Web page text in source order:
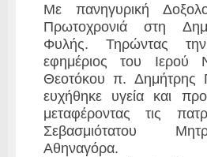
Με πανηγυρική
Πρωτοχρονιά στη
Φυλής. Τηρώντας
εφημέριος του Ιερού
Θεοτόκου π. Δημήτρης
ευχήθηκε υγεία και
μεταφέροντας τις
Σεβασμιότατου
Αθηναγόρα.